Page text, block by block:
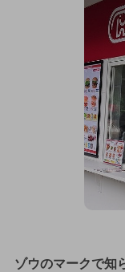
ゾウのマークで知